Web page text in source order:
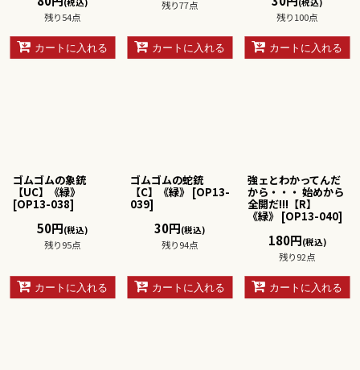
残り54点
カートに入れる
残り77点
カートに入れる
残り100点
カートに入れる
ゴムゴムの象銃
【UC】《緑》
[OP13-038]
50円(税込)
残り95点
カートに入れる
ゴムゴムの蛇銃
【C】《緑》 [OP13-
039]
30円(税込)
残り94点
カートに入れる
強ェとわかってんだ
から・・・ 始めから
全開だ!!!【R】
《緑》 [OP13-040]
180円(税込)
残り92点
カートに入れる